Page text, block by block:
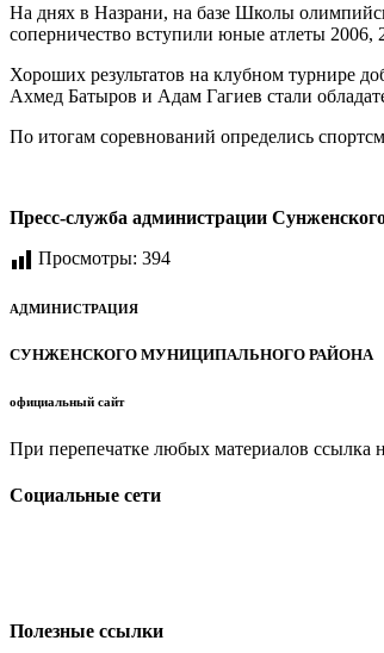
На днях в Назрани, на базе Школы
соперничество вступили юные атлеты 2006,
Хороших результатов на клубном турнире
Ахмед Батыров и Адам Гагиев стали
По итогам соревнований определись
Пресс-служба администрации
Просмотры: 394
АДМИНИСТРАЦИЯ
СУНЖЕНСКОГО МУНИЦИПАЛЬНОГО РАЙОНА
официальный сайт
При перепечатке любых материалов ссылка
Социальные сети
Полезные ссылки